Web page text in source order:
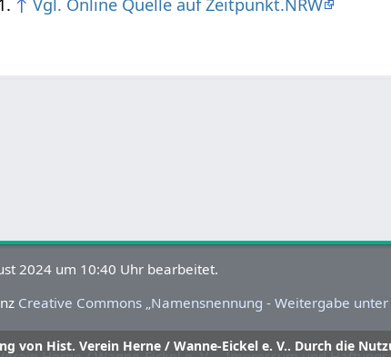
von Hist. Verein Herne / Wanne-Eickel e. V.. Durch die
2024 um 10:40 Uhr bearbeitet.
Creative Commons „Namensnennung - Weitergabe